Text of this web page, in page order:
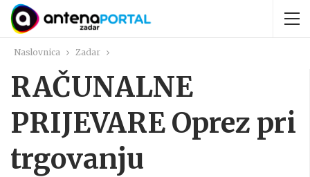
Naslovnica Zadar
RAČUNALNE
PRIJEVARE Oprez pri
trgovanju